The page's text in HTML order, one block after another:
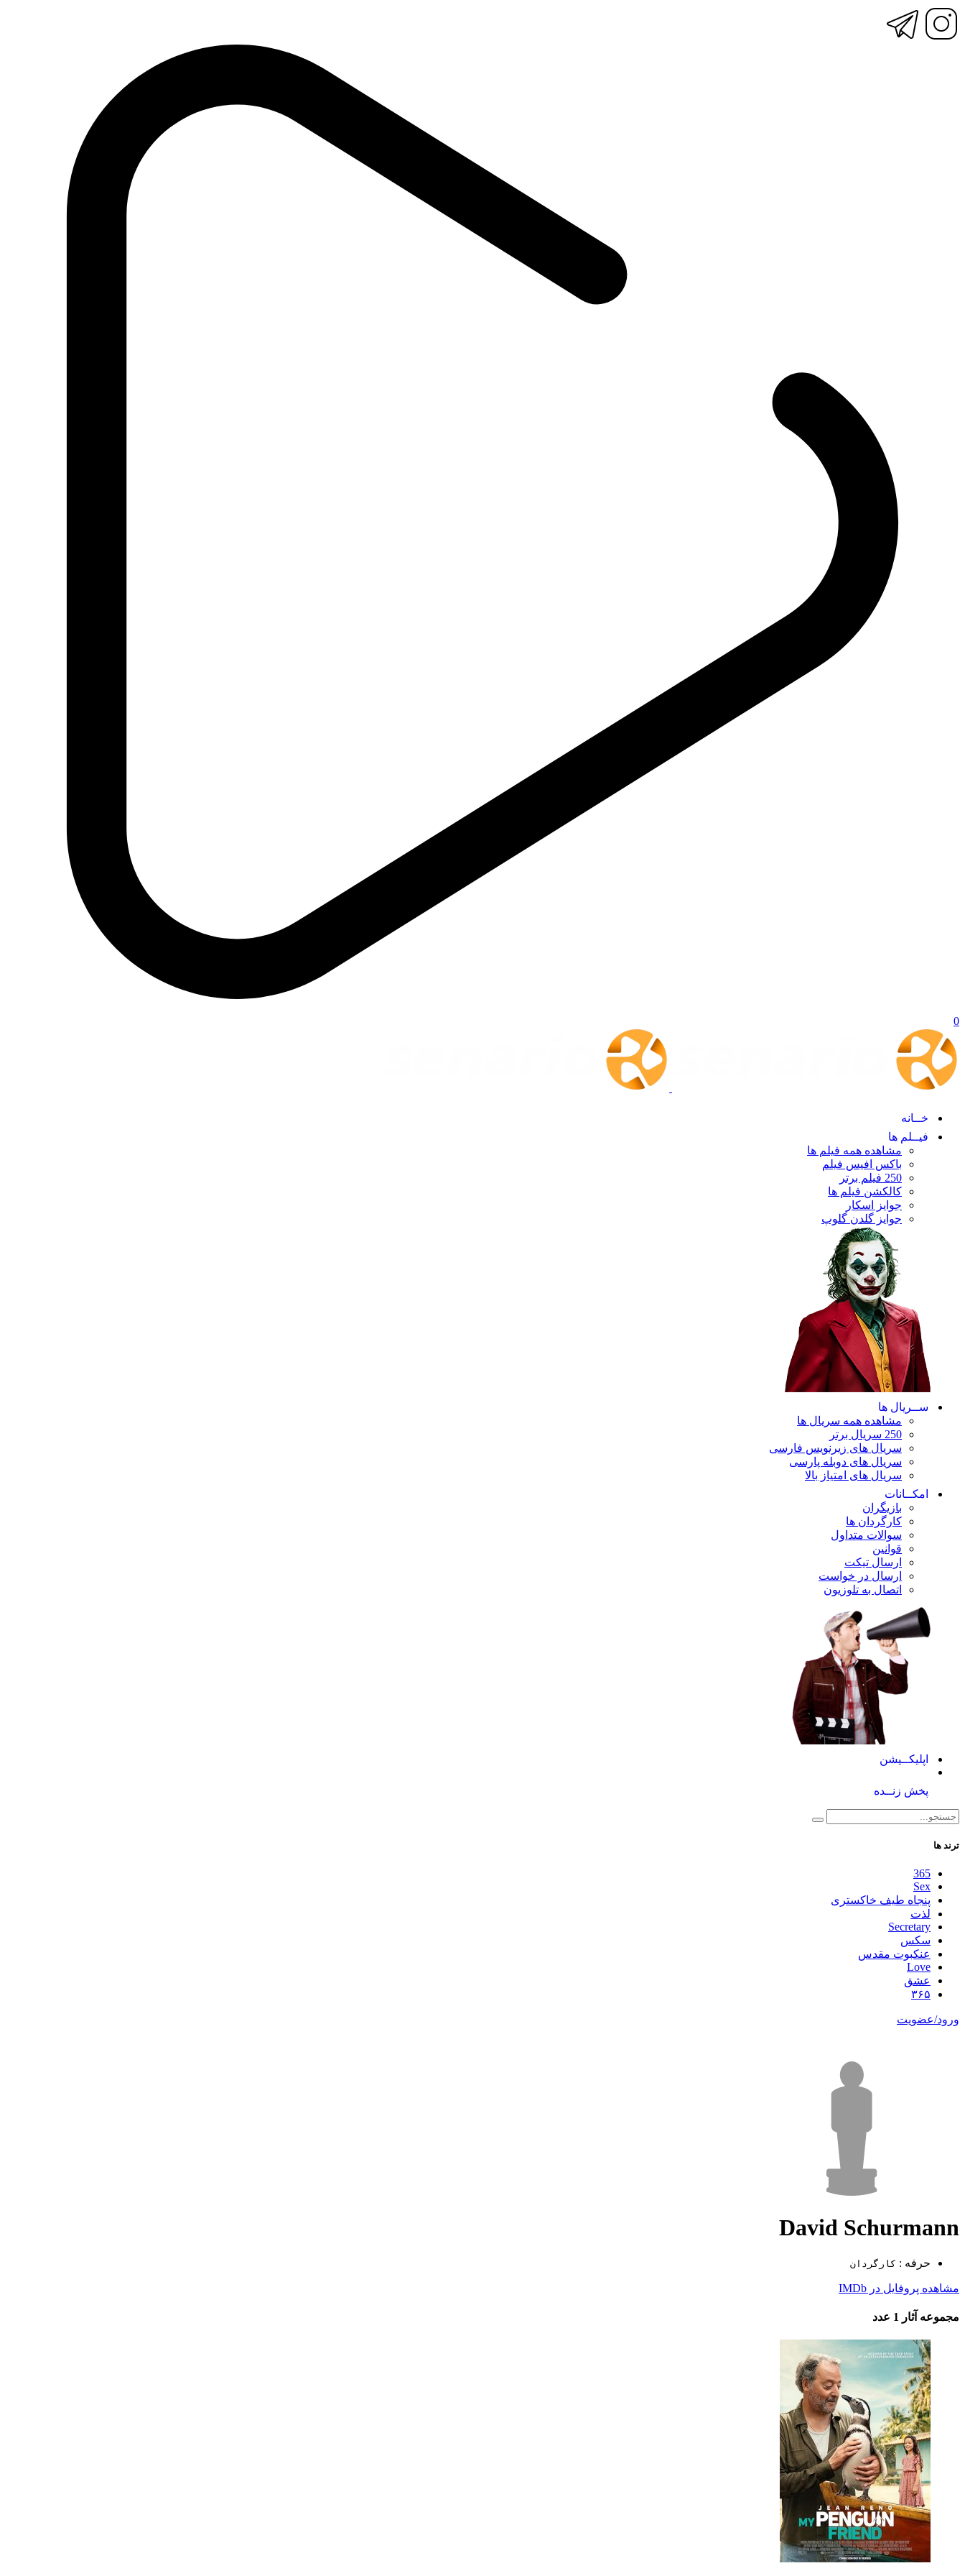
0
خــانه
فیــلم ها
مشاهده همه فیلم ها
باکس افیس فیلم
250 فیلم برتر
کالکشن فیلم ها
جوایز اسکار
جوایز گلدن گلوپ
ســریال ها
مشاهده همه سریال ها
250 سریال برتر
سریال های زیرنویس فارسی
سریال های دوبله پارسی
سریال های امتیاز بالا
امکــانات
بازیگران
کارگردان ها
سوالات متداول
قوانین
ارسال تیکت
ارسال در خواست
اتصال به تلوزیون
اپلیکــیشن
پخش زنــده
ترند ها
365
Sex
پنجاه طیف خاکستری
لذت
Secretary
سکس
عنکبوت مقدس
Love
عشق
۳۶۵
ورود/عضویت
David Schurmann
حرفه : کارگردان
مشاهده پروفایل در IMDb
مجموعه آثار 1 عدد